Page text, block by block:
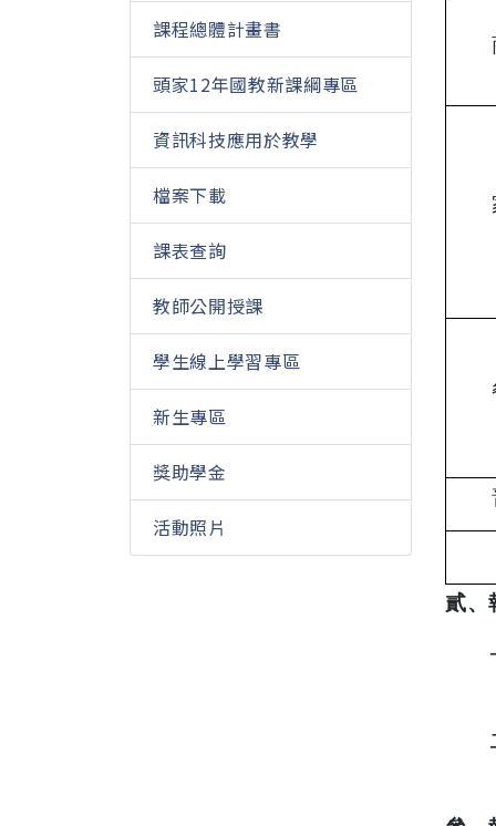
課程總體計畫書
頭家12年國教新課綱專區
資訊科技應用於教學
檔案下載
課表查詢
教師公開授課
學生線上學習專區
新生專區
獎助學金
活動照片
貳、